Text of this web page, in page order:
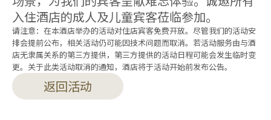
入住酒店的成人及儿童宾客莅临参加。
请注意：在本酒店举办的活动对住店宾客免费开放。尽管我们的活动安
排会提前公布，相关活动仍可能因技术问题而取消。若活动服务由与酒
店无隶属关系的第三方提供，第三方提供的活动日程可能会发生临时变
更。关于此类活动取消的通知，酒店将于活动开始前发布公告。
返回活动